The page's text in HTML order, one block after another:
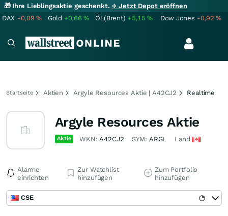
🎁 Ihre Lieblingsaktie geschenkt.→ Jetzt Depot eröffnen
DAX -0,09% Gold +0,66% Öl (Brent) +5,15% Dow Jones -0,92%
Startseite Aktien Argyle Resources Aktie | A42CJ2 Realtime
Argyle Resources Aktie
Aktie WKN:A42CJ2 SYM: ARGL Land
Alarme
einrichten
Zur Watchlist
hinzufügen
Zum Portfolio
hinzufügen
CSE